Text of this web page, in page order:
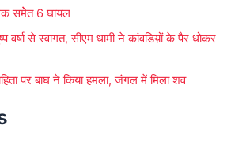
समेेत 6 घायल
वर्षा से स्वागत, सीएम धामी ने कांवडिय़ों के पैर धोकर
पर बाघ ने किया हमला, जंगल में मिला शव